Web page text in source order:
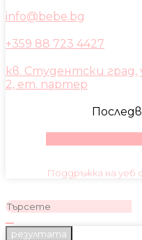
info@bebe.bg
+359 88 723 4427
кв. Студентски град,
2, ет. партер
Поддръжка на уеб
резултата